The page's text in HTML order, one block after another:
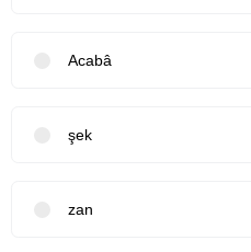
Acabâ
şek
zan